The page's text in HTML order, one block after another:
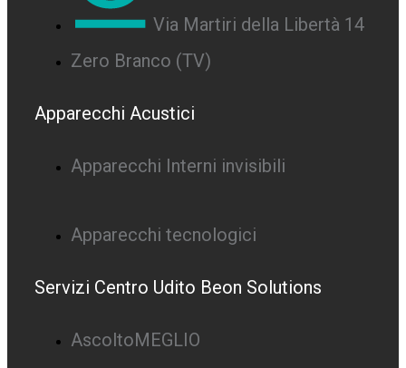
Via Martiri della Libertà 14
Zero Branco (TV)
Apparecchi Acustici
Apparecchi Interni invisibili
Apparecchi tecnologici
Servizi Centro Udito Beon Solutions
AscoltoMEGLIO